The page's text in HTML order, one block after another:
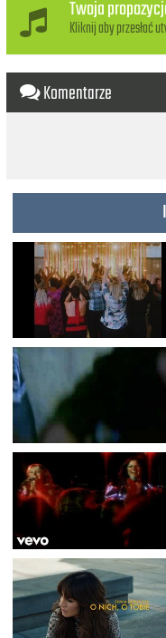
Twoja
Kliknij aby przesłać
Komentarze